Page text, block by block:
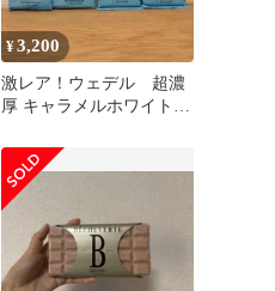
¥3,200
激レア！ウェデル 超濃
厚 キャラメルホワイトチ
ット！